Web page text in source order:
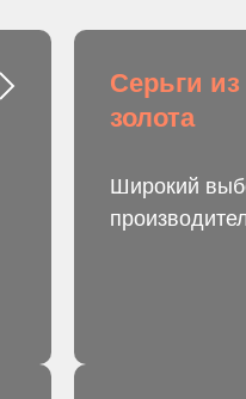
Серьги
золота
Широкий